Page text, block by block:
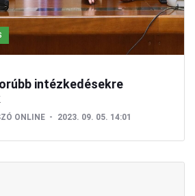
intézkedésekre
ONLINE 2023. 09. 05. 14:01